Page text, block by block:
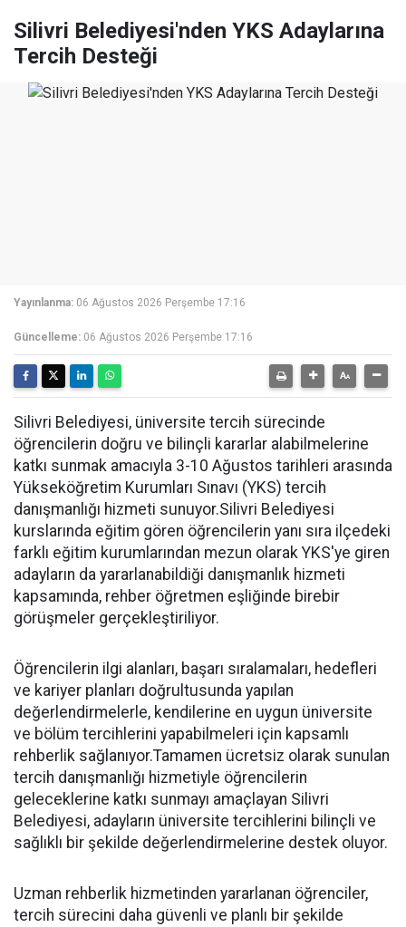
Silivri Belediyesi'nden YKS Adaylarına
Tercih Desteği
Yayınlanma: 06 Ağustos 2026 Perşembe 17:16
Güncelleme: 06 Ağustos 2026 Perşembe 17:16
Silivri Belediyesi, üniversite tercih sürecinde
öğrencilerin doğru ve bilinçli kararlar alabilmelerine
katkı sunmak amacıyla 3-10 Ağustos tarihleri arasında
Yükseköğretim Kurumları Sınavı (YKS) tercih
danışmanlığı hizmeti sunuyor.Silivri Belediyesi
kurslarında eğitim gören öğrencilerin yanı sıra ilçedeki
farklı eğitim kurumlarından mezun olarak YKS'ye giren
adayların da yararlanabildiği danışmanlık hizmeti
kapsamında, rehber öğretmen eşliğinde birebir
görüşmeler gerçekleştiriliyor.
Öğrencilerin ilgi alanları, başarı sıralamaları, hedefleri
ve kariyer planları doğrultusunda yapılan
değerlendirmelerle, kendilerine en uygun üniversite
ve bölüm tercihlerini yapabilmeleri için kapsamlı
rehberlik sağlanıyor.Tamamen ücretsiz olarak sunulan
tercih danışmanlığı hizmetiyle öğrencilerin
geleceklerine katkı sunmayı amaçlayan Silivri
Belediyesi, adayların üniversite tercihlerini bilinçli ve
sağlıklı bir şekilde değerlendirmelerine destek oluyor.
Uzman rehberlik hizmetinden yararlanan öğrenciler,
tercih sürecini daha güvenli ve planlı bir şekilde